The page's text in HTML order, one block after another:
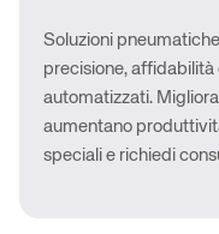
Soluzioni
precisione,
automatizzati.
aumentano
speciali e richiedi